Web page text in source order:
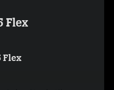
Flex
Flex